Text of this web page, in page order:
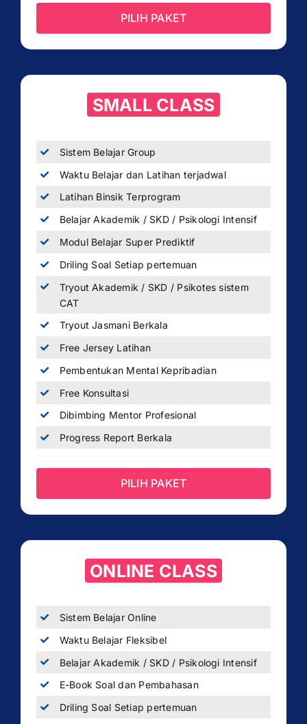
PILIH PAKET
SMALL CLASS
Sistem Belajar Group
Waktu Belajar dan Latihan terjadwal
Latihan Binsik Terprogram
Belajar Akademik / SKD / Psikologi Intensif
Modul Belajar Super Prediktif
Driling Soal Setiap pertemuan
Tryout Akademik / SKD / Psikotes sistem
CAT
Tryout Jasmani Berkala
Free Jersey Latihan
Pembentukan Mental Kepribadian
Free Konsultasi
Dibimbing Mentor Profesional
Progress Report Berkala
PILIH PAKET
ONLINE CLASS
Sistem Belajar Online
Waktu Belajar Fleksibel
Belajar Akademik / SKD / Psikologi Intensif
E-Book Soal dan Pembahasan
Driling Soal Setiap pertemuan